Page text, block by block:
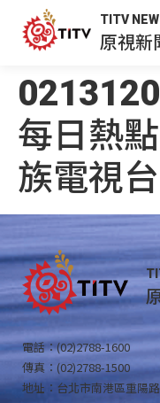
TITV
原視新
每日熱
族電視台
電話：(02)2788-1600
傳真：(02)2788-1500
地址：台北市南港區重陽